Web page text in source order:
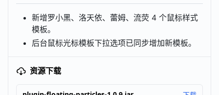
新增罗小黑、洛天依、蕾姆、流荧 4 个鼠标样式
模板。
后台鼠标光标模板下拉选项已同步增加新模板。
资源下载